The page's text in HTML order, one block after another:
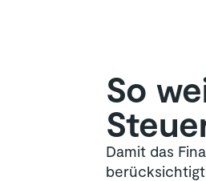
So
Damit das